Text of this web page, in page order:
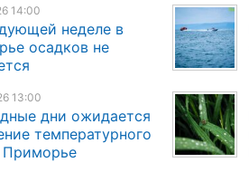
14:00
неделе в
осадков не
13:00
дни ожидается
температурного
Приморье